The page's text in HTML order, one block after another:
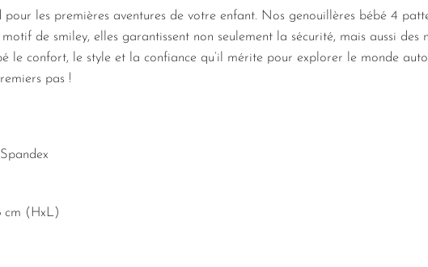
pour les premières aventures de votre enfant. Nos genouillères bébé 4
de smiley, elles garantissent non seulement la sécurité, mais aussi des
le confort, le style et la confiance qu’il mérite pour explorer le monde
pas !
cm (HxL)